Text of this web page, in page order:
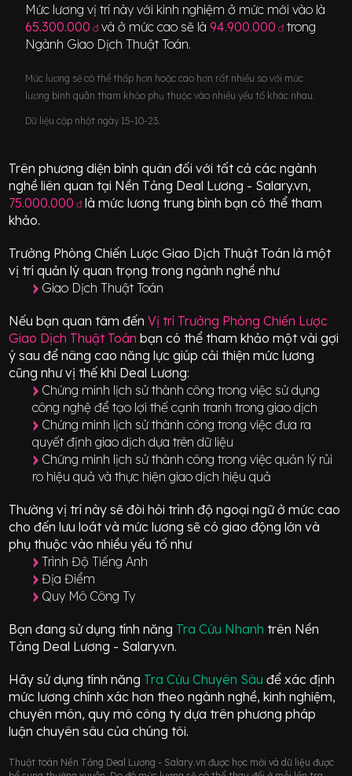
Mức lương vị trí này với kinh nghiệm ở mức mới vào là
65.300.000 đ và ở mức cao sẽ là94.900.000 đ trong
Ngành Giao Dịch Thuật Toán.
Mức lương sẽ có thể thấp hơn hoặc cao hơn rất nhiều so với mức
lương bình quân tham khảo phụ thuộc vào nhiều yếu tố khác nhau.
Dữ liệu cập nhật ngày 15-10-23.
Trên phương diện bình quân đối với tất cả các ngành
nghề liên quan tại Nền Tảng Deal Lương - Salary.vn,
75.000.000 đlà mức lương trung bình bạn có thể tham
khảo.
Trưởng Phòng Chiến Lược Giao Dịch Thuật Toán là một
vị tríquản lý quan trọng trong ngành nghề như
Giao Dịch Thuật Toán
Nếu bạn quan tâm đến Vị trí Trưởng Phòng Chiến Lược
Giao Dịch Thuật Toán bạn có thể tham khảo một vài gợi
ý sau để nâng cao năng lực giúp cải thiện mức lương
cũng như vị thế khi Deal Lương:
Chứng minh lịch sử thành công trong việc sử dụng
công nghệ để tạo lợi thế cạnh tranh trong giao dịch
Chứng minh lịch sử thành công trong việc đưa ra
quyết định giao dịch dựa trên dữ liệu
Chứng minh lịch sử thành công trong việc quản lý rủi
ro hiệu quả và thực hiện giao dịch hiệu quả
Thường vị trí này sẽ đòi hỏi trình độ ngoại ngữ ở mứccao
cho đến lưu loát và mức lương sẽ có giao độnglớn và
phụ thuộc vào nhiều yếu tố như
Trình Độ Tiếng Anh
Địa Điểm
Quy Mô Công Ty
Bạn đang sử dụng tính năng Tra Cứu Nhanh trên Nền
Tảng Deal Lương - Salary.vn.
Hãy sử dụng tính năng Tra Cứu Chuyên Sâuđể xác định
mức lương chính xác hơn theo ngành nghề, kinh nghiệm,
chuyên môn, quy mô công ty dựa trên phương pháp
luận chuyên sâu của chúng tôi.
Thuật toán Nền Tảng Deal Lương - Salary.vn được học mới và dữ liệu được